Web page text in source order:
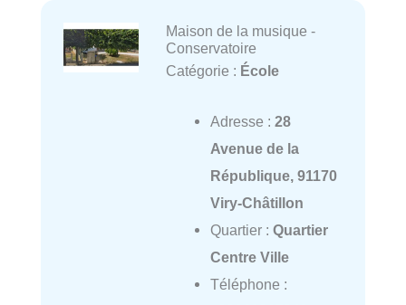
Maison de la musique -
Conservatoire
Catégorie : École
Adresse : 28
Avenue de la
République, 91170
Viry-Châtillon
Quartier : Quartier
Centre Ville
Téléphone :